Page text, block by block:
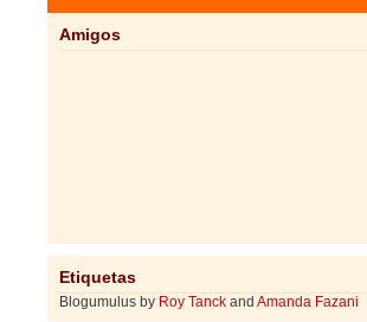
Amigos
Etiquetas
Blogumulus by Roy Tanck and Amanda Fazani